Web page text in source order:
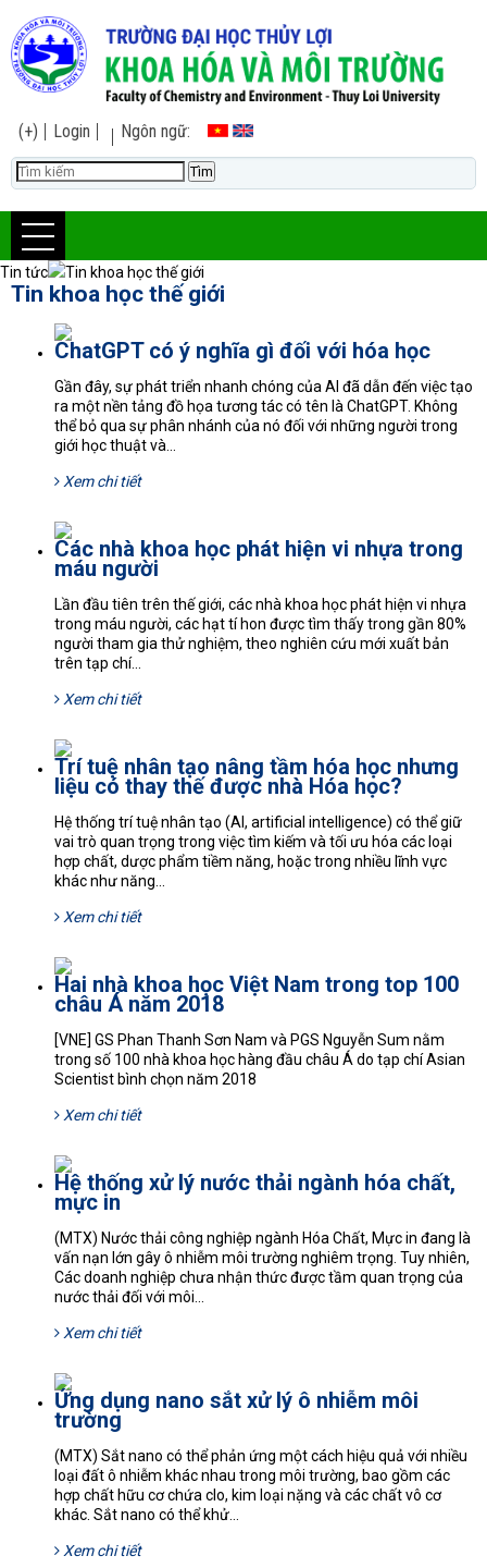
(+) Login Ngôn ngữ:
Tin tức Tin khoa học thế giới
Tin khoa học thế giới
ChatGPT có ý nghĩa gì đối với hóa học
Gần đây, sự phát triển nhanh chóng của AI đã dẫn đến việc tạo
ra một nền tảng đồ họa tương tác có tên là ChatGPT. Không
thể bỏ qua sự phân nhánh của nó đối với những người trong
giới học thuật và...
Xem chi tiết
Các nhà khoa học phát hiện vi nhựa trong
máu người
Lần đầu tiên trên thế giới, các nhà khoa học phát hiện vi nhựa
trong máu người, các hạt tí hon được tìm thấy trong gần 80%
người tham gia thử nghiệm, theo nghiên cứu mới xuất bản
trên tạp chí...
Xem chi tiết
Trí tuệ nhân tạo nâng tầm hóa học nhưng
liệu có thay thế được nhà Hóa học?
Hệ thống trí tuệ nhân tạo (AI, artificial intelligence) có thể giữ
vai trò quan trọng trong việc tìm kiếm và tối ưu hóa các loại
hợp chất, dược phẩm tiềm năng, hoặc trong nhiều lĩnh vực
khác như năng...
Xem chi tiết
Hai nhà khoa học Việt Nam trong top 100
châu Á năm 2018
[VNE] GS Phan Thanh Sơn Nam và PGS Nguyễn Sum nằm
trong số 100 nhà khoa học hàng đầu châu Á do tạp chí Asian
Scientist bình chọn năm 2018
Xem chi tiết
Hệ thống xử lý nước thải ngành hóa chất,
mực in
(MTX) Nước thải công nghiệp ngành Hóa Chất, Mực in đang là
vấn nạn lớn gây ô nhiễm môi trường nghiêm trọng. Tuy nhiên,
Các doanh nghiệp chưa nhận thức được tầm quan trọng của
nước thải đối với môi...
Xem chi tiết
Ứng dụng nano sắt xử lý ô nhiễm môi
trường
(MTX) Sắt nano có thể phản ứng một cách hiệu quả với nhiều
loại đất ô nhiễm khác nhau trong môi trường, bao gồm các
hợp chất hữu cơ chứa clo, kim loại nặng và các chất vô cơ
khác. Sắt nano có thể khử...
Xem chi tiết